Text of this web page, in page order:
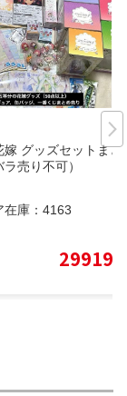
嫁 グッズセットまと
売り不可）
庫： 4163
29919